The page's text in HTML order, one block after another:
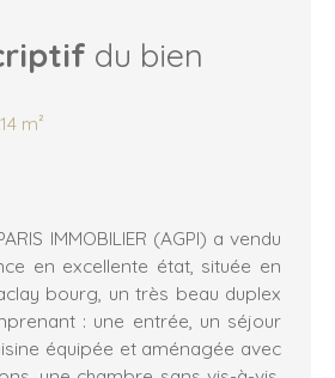
du bien
m²
IMMOBILIER (AGPI) a vendu
en excellente état, située en
bourg, un très beau duplex
: une entrée, un séjour
équipée et aménagée avec